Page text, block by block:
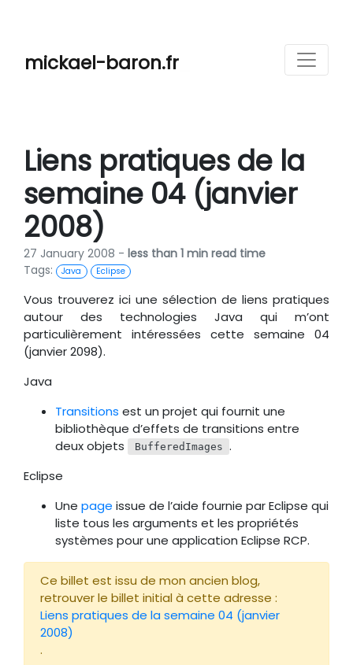
mickael-baron.fr
Liens pratiques de la
semaine 04 (janvier
2008)
27 January 2008 - less than 1 min read time
Tags:
Java Eclipse
Vous trouverez ici une sélection de liens pratiques
autour des technologies Java qui m’ont
particulièrement intéressées cette semaine 04
(janvier 2098).
Java
Transitions est un projet qui fournit une
bibliothèque d’effets de transitions entre
deux objets
BufferedImages
.
Eclipse
Une page issue de l’aide fournie par Eclipse qui
liste tous les arguments et les propriétés
systèmes pour une application Eclipse RCP.
Ce billet est issu de mon ancien blog,
retrouver le billet initial à cette adresse :
Liens pratiques de la semaine 04 (janvier
2008)
.